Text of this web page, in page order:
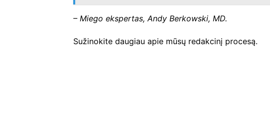
– Miego ekspertas, Andy Berkowski, MD.
Sužinokite daugiau apie mūsų redakcinį procesą.